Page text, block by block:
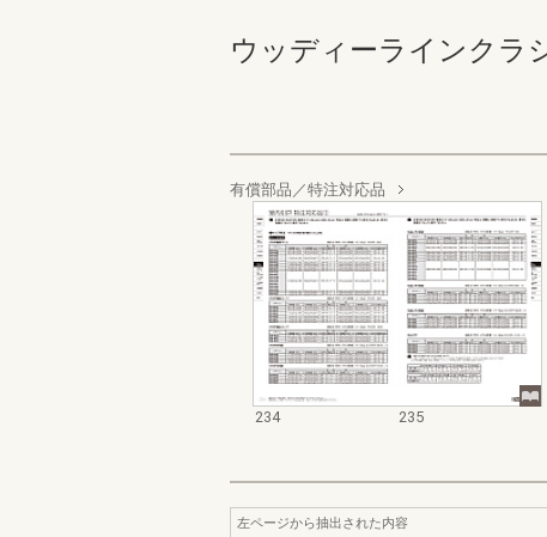
ウッディーラインクラ
有償部品／特注対応品
234 235
左ページから抽出された内容